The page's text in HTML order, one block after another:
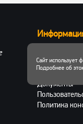
Доставка и
Личный
Документы
Политика
Сайт использует
Подробнее об